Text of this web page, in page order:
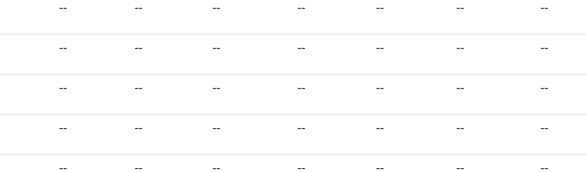
-- -- -- -- -- -- --
-- -- -- -- -- -- --
-- -- -- -- -- -- --
-- -- -- -- -- -- --
-- -- -- -- -- -- --